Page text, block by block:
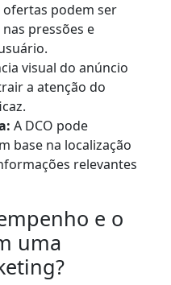
ofertas podem ser
pressões e
visual do anúncio
a atenção do
A DCO pode
base na localização
relevantes
e o
uma